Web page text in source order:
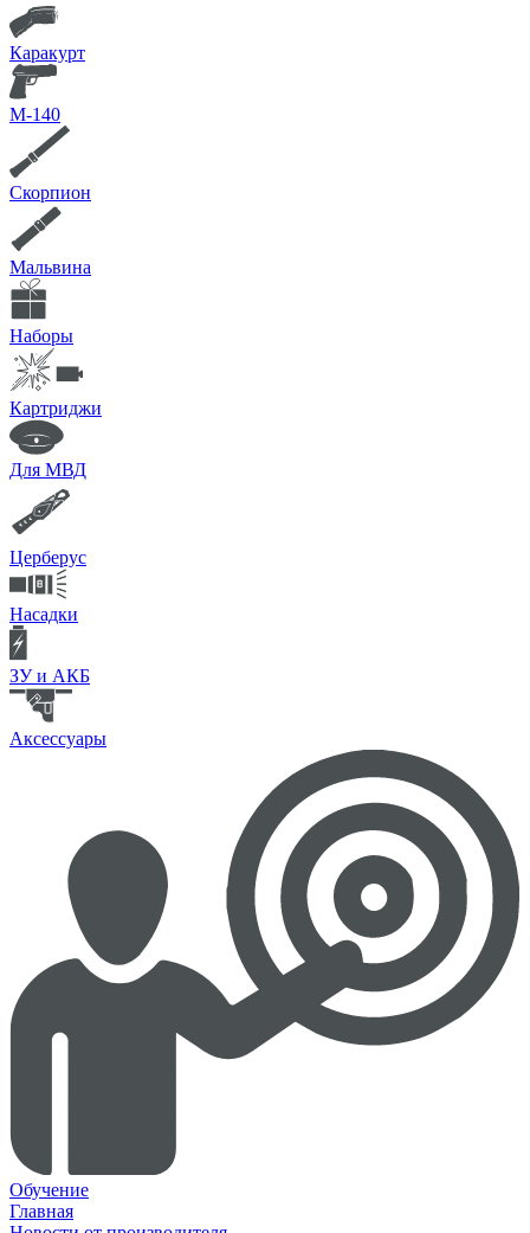
Каракурт
М-140
Скорпион
Мальвина
Наборы
Картриджи
Для МВД
Церберус
Насадки
ЗУ и АКБ
Аксессуары
Обучение
Главная